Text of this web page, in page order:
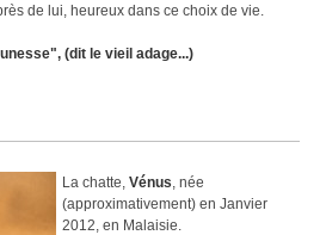
de lui, heureux dans ce choix de vie.
(dit le vieil adage...)
La chatte,Vénus , née
(approximativement) en Janvier
2012, en Malaisie.